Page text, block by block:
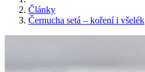
Články
Černucha setá – koření i všelék